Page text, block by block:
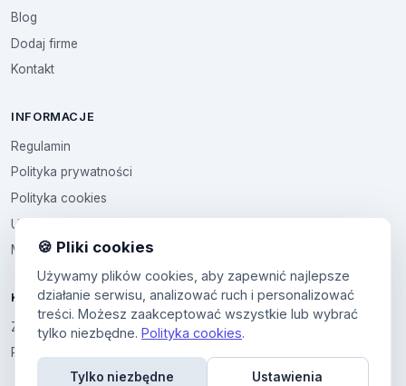
Blog
Dodaj firme
Kontakt
INFORMACJE
Regulamin
Polityka prywatności
Polityka cookies
Ustawienia cookies
Multikod
KONTO
Zaloguj sie
Panel uzytkownika
🍪 Pliki cookies
Używamy plików cookies, aby zapewnić najlepsze
działanie serwisu, analizować ruch i personalizować
treści. Możesz zaakceptować wszystkie lub wybrać
tylko niezbędne. Polityka cookies.
Tylko niezbędne Ustawienia